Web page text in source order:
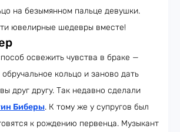
на безымянном пальце девушки.
ювелирные шедевры вместе!
освежить чувства в браке —
кольцо и заново дать
друг другу. Так недавно сделали
Биберы. К тому же у супругов был
к рождению первенца. Музыкант